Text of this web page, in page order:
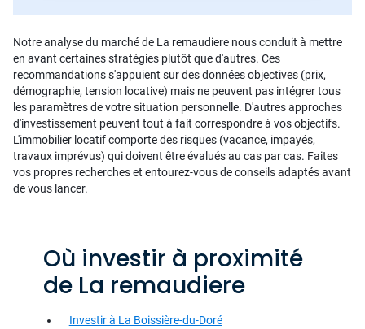
Notre analyse du marché de La remaudiere nous conduit à mettre
en avant certaines stratégies plutôt que d'autres. Ces
recommandations s'appuient sur des données objectives (prix,
démographie, tension locative) mais ne peuvent pas intégrer tous
les paramètres de votre situation personnelle. D'autres approches
d'investissement peuvent tout à fait correspondre à vos objectifs.
L'immobilier locatif comporte des risques (vacance, impayés,
travaux imprévus) qui doivent être évalués au cas par cas. Faites
vos propres recherches et entourez-vous de conseils adaptés avant
de vous lancer.
Où investir à proximité
de La remaudiere
Investir à La Boissière-du-Doré